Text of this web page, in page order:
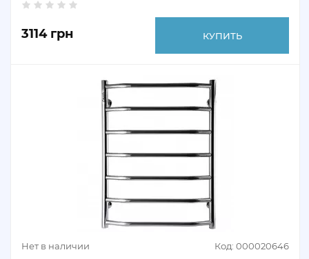
3114 грн КУПИТЬ
Нет в наличии Код: 000020646